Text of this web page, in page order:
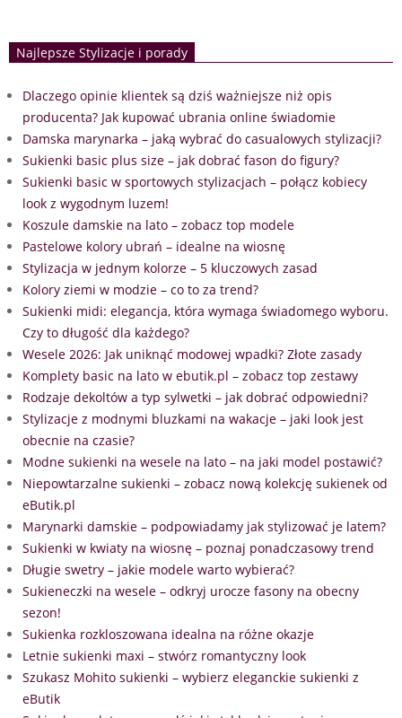
Najlepsze Stylizacje i porady
Dlaczego opinie klientek są dziś ważniejsze niż opis
producenta? Jak kupować ubrania online świadomie
Damska marynarka – jaką wybrać do casualowych stylizacji?
Sukienki basic plus size – jak dobrać fason do figury?
Sukienki basic w sportowych stylizacjach – połącz kobiecy
look z wygodnym luzem!
Koszule damskie na lato – zobacz top modele
Pastelowe kolory ubrań – idealne na wiosnę
Stylizacja w jednym kolorze – 5 kluczowych zasad
Kolory ziemi w modzie – co to za trend?
Sukienki midi: elegancja, która wymaga świadomego wyboru.
Czy to długość dla każdego?
Wesele 2026: Jak uniknąć modowej wpadki? Złote zasady
Komplety basic na lato w ebutik.pl – zobacz top zestawy
Rodzaje dekoltów a typ sylwetki – jak dobrać odpowiedni?
Stylizacje z modnymi bluzkami na wakacje – jaki look jest
obecnie na czasie?
Modne sukienki na wesele na lato – na jaki model postawić?
Niepowtarzalne sukienki – zobacz nową kolekcję sukienek od
eButik.pl
Marynarki damskie – podpowiadamy jak stylizować je latem?
Sukienki w kwiaty na wiosnę – poznaj ponadczasowy trend
Długie swetry – jakie modele warto wybierać?
Sukieneczki na wesele – odkryj urocze fasony na obecny
sezon!
Sukienka rozkloszowana idealna na różne okazje
Letnie sukienki maxi – stwórz romantyczny look
Szukasz Mohito sukienki – wybierz eleganckie sukienki z
eButik